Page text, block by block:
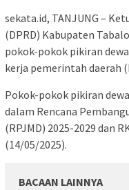
sekata.id, TANJUNG –
(DPRD) Kabupaten
pokok-pokok pikiran
kerja pemerintah daerah
Pokok-pokok pikiran
dalam Rencana
(RPJMD) 2025-2029 dan
(14/05/2025).
BACAAN LAINNYA